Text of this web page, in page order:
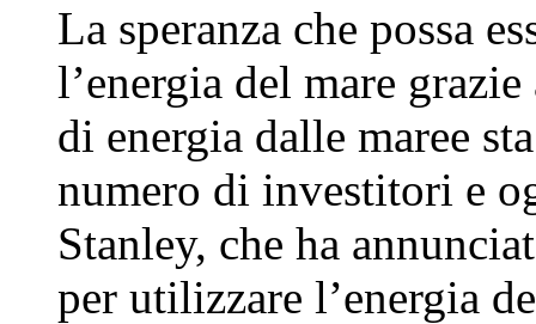
La speranza che possa
l’energia del mare
di energia dalle maree
numero di investitori e
Stanley, che ha
per utilizzare l’energia